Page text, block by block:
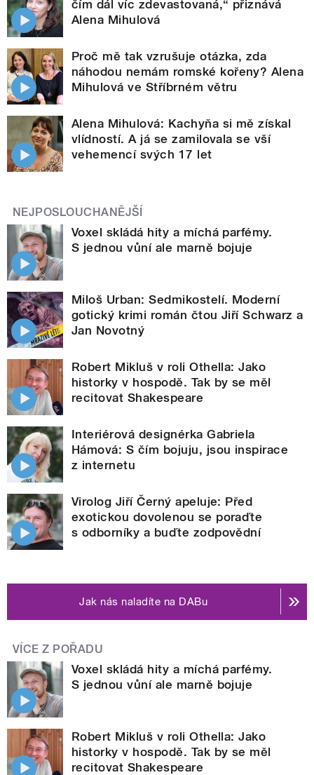
čím dál víc zdevastovaná,“ přiznává
Alena Mihulová
Proč mě tak vzrušuje otázka, zda
náhodou nemám romské kořeny? Alena
Mihulová ve Stříbrném větru
Alena Mihulová: Kachyňa si mě získal
vlídností. A já se zamilovala se vší
vehemencí svých 17 let
NEJPOSLOUCHANĚJŠÍ
Voxel skládá hity a míchá parfémy.
S jednou vůní ale marně bojuje
Miloš Urban: Sedmikostelí. Moderní
gotický krimi román čtou Jiří Schwarz a
Jan Novotný
Robert Mikluš v roli Othella: Jako
historky v hospodě. Tak by se měl
recitovat Shakespeare
Interiérová designérka Gabriela
Hámová: S čím bojuju, jsou inspirace
z internetu
Virolog Jiří Černý apeluje: Před
exotickou dovolenou se poraďte
s odborníky a buďte zodpovědní
Jak nás naladíte na DABu
VÍCE Z POŘADU
Voxel skládá hity a míchá parfémy.
S jednou vůní ale marně bojuje
Robert Mikluš v roli Othella: Jako
historky v hospodě. Tak by se měl
recitovat Shakespeare